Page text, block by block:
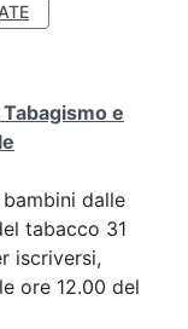
e
dalle
tabacco 31
iscriversi,
ore 12.00 del